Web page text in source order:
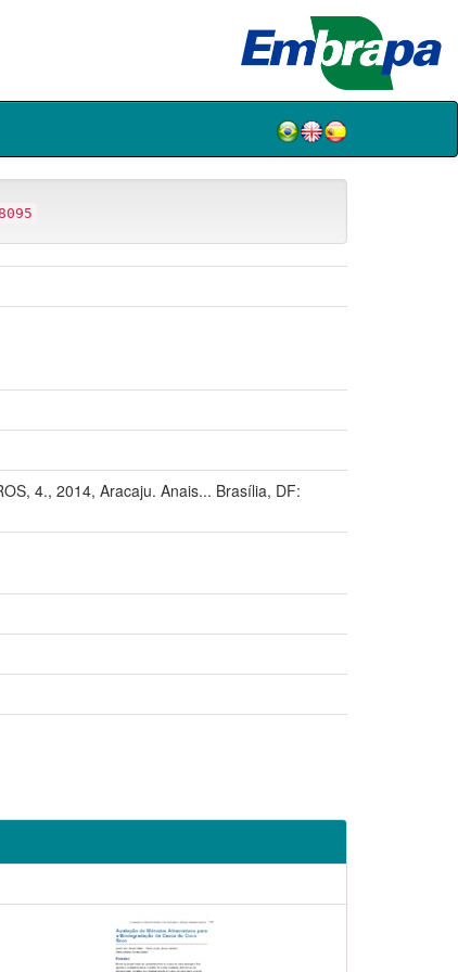
4., 2014, Aracaju. Anais... Brasília, DF: